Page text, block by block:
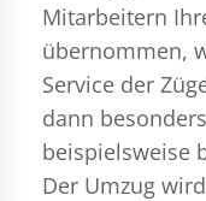
Mitarbeitern
übernommen,
Service der
dann
beispielsweise
Der Umzug